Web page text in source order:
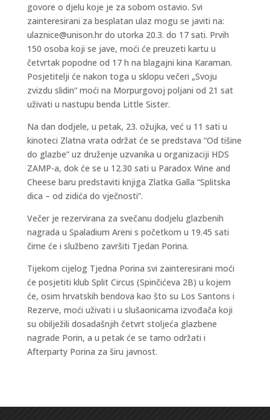
govore o djelu koje je za sobom ostavio. Svi
zainteresirani za besplatan ulaz mogu se javiti na:
ulaznice@unison.hr do utorka 20.3. do 17 sati. Prvih
150 osoba koji se jave, moći će preuzeti kartu u
četvrtak popodne od 17 h na blagajni kina Karaman.
Posjetitelji će nakon toga u sklopu večeri „Svoju
zvizdu slidin“ moći na Morpurgovoj poljani od 21 sat
uživati u nastupu benda Little Sister.
Na dan dodjele, u petak, 23. ožujka, već u 11 sati u
kinoteci Zlatna vrata održat će se predstava “Od tišine
do glazbe” uz druženje uzvanika u organizaciji HDS
ZAMP-a, dok će se u 12.30 sati u Paradox Wine and
Cheese baru predstaviti knjiga Zlatka Galla “Splitska
dica – od zidića do vječnosti”.
Večer je rezervirana za svečanu dodjelu glazbenih
nagrada u Spaladium Areni s početkom u 19.45 sati
čime će i službeno završiti Tjedan Porina.
Tijekom cijelog Tjedna Porina svi zainteresirani moći
će posjetiti klub Split Circus (Spinčićeva 2B) u kojem
će, osim hrvatskih bendova kao što su Los Santons i
Rezerve, moći uživati i u slušaonicama izvođača koji
su obilježili dosadašnjih četvrt stoljeća glazbene
nagrade Porin, a u petak će se tamo održati i
Afterparty Porina za širu javnost.